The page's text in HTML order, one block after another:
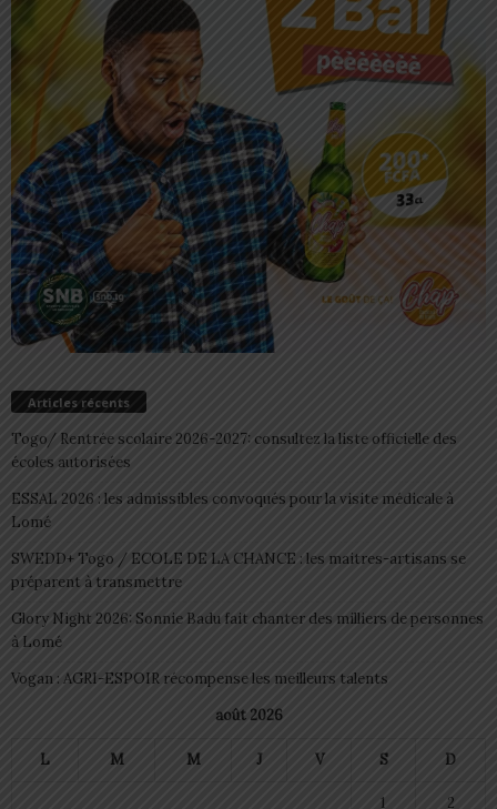
Articles récents
Togo/ Rentrée scolaire 2026-2027: consultez la liste officielle des
écoles autorisées
ESSAL 2026 : les admissibles convoqués pour la visite médicale à
Lomé
SWEDD+ Togo / ECOLE DE LA CHANCE : les maitres-artisans se
préparent à transmettre
Glory Night 2026: Sonnie Badu fait chanter des milliers de personnes
à Lomé
Vogan : AGRI-ESPOIR récompense les meilleurs talents
août 2026
L M M J V S D
1 2